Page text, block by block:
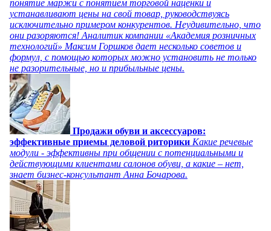
понятие маржи с понятием торговой наценки и
устанавливают цены на свой товар, руководствуясь
исключительно примером конкурентов. Неудивительно, что
они разоряются! Аналитик компании «Академия розничных
технологий» Максим Горшков дает несколько советов и
формул, с помощью которых можно установить не только
не разорительные, но и прибыльные цены.
Продажи обуви и аксессуаров:
эффективные приемы деловой риторики Какие речевые
модули - эффективны при общении с потенциальными и
действующими клиентами салонов обуви, а какие – нет,
знает бизнес-консультант Анна Бочарова.